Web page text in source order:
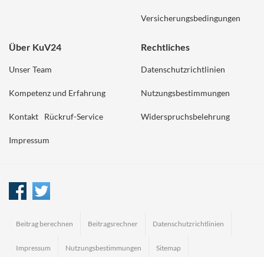
Versicherungsbedingungen
Über KuV24
Unser Team
Kompetenz und Erfahrung
Kontakt Rückruf-Service
Impressum
Rechtliches
Datenschutzrichtlinien
Nutzungsbestimmungen
Widerspruchsbelehrung
Beitrag berechnen Beitragsrechner Datenschutzrichtlinien
Impressum Nutzungsbestimmungen Sitemap